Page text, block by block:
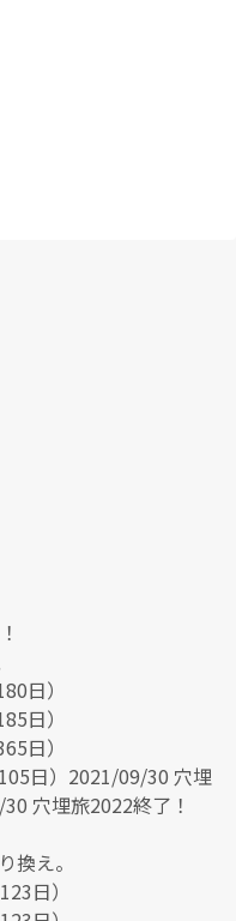
日）
日）
日）
日）2021/09/30 穴埋
穴埋旅2022終了！
換え。
日）